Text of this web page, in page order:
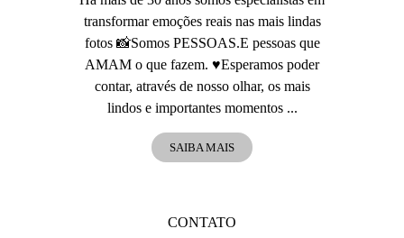
transformar emoções reais nas mais lindas
fotos 📸Somos PESSOAS.E pessoas que
AMAM o que fazem. ♥️Esperamos poder
contar, através de nosso olhar, os mais
lindos e importantes momentos ...
SAIBA MAIS
CONTATO